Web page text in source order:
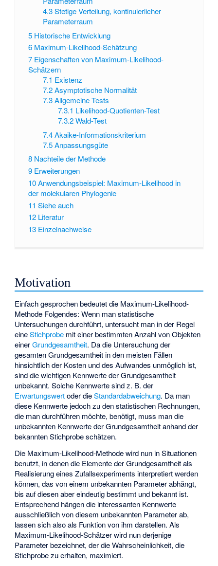
4.3 Stetige Verteilung, kontinuierlicher
Parameterraum
5 Historische Entwicklung
6 Maximum-Likelihood-Schätzung
7 Eigenschaften von Maximum-Likelihood-
Schätzern
7.1 Existenz
7.2 Asymptotische Normalität
7.3 Allgemeine Tests
7.3.1 Likelihood-Quotienten-Test
7.3.2 Wald-Test
7.4 Akaike-Informationskriterium
7.5 Anpassungsgüte
8 Nachteile der Methode
9 Erweiterungen
10Anwendungsbeispiel: Maximum-Likelihood in
der molekularen Phylogenie
11 Siehe auch
12 Literatur
13 Einzelnachweise
Motivation
Einfach gesprochen bedeutet die Maximum-Likelihood-
Methode Folgendes: Wenn man statistische
Untersuchungen durchführt, untersucht man in der Regel
eineStichprobe mit einer bestimmten Anzahl von Objekten
einerGrundgesamtheit. Da die Untersuchung der
gesamten Grundgesamtheit in den meisten Fällen
hinsichtlich der Kosten und des Aufwandes unmöglich ist,
sind die wichtigen Kennwerte der Grundgesamtheit
unbekannt. Solche Kennwerte sind z. B. der
Erwartungswertoder dieStandardabweichung. Da man
diese Kennwerte jedoch zu den statistischen Rechnungen,
die man durchführen möchte, benötigt, muss man die
unbekannten Kennwerte der Grundgesamtheit anhand der
bekannten Stichprobe schätzen.
Die Maximum-Likelihood-Methode wird nun in Situationen
benutzt, in denen die Elemente der Grundgesamtheit als
Realisierung eines Zufallsexperiments interpretiert werden
können, das von einem unbekannten Parameter abhängt,
bis auf diesen aber eindeutig bestimmt und bekannt ist.
Entsprechend hängen die interessanten Kennwerte
ausschließlich von diesem unbekannten Parameter ab,
lassen sich also als Funktion von ihm darstellen. Als
Maximum-Likelihood-Schätzer wird nun derjenige
Parameter bezeichnet, der die Wahrscheinlichkeit, die
Stichprobe zu erhalten, maximiert.